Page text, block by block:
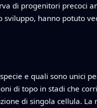
di progenitori precoci
hanno potuto
e quali sono unici
di topo in stadi che
di singola cellula.